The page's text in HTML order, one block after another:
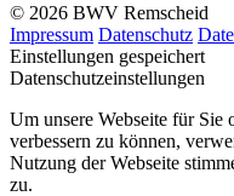
© 2026 BWV Remscheid
Impressum Datenschutz
Einstellungen gespeichert
Datenschutzeinstellungen
Um unsere Webseite für Sie
verbessern zu können,
Nutzung der Webseite
zu.